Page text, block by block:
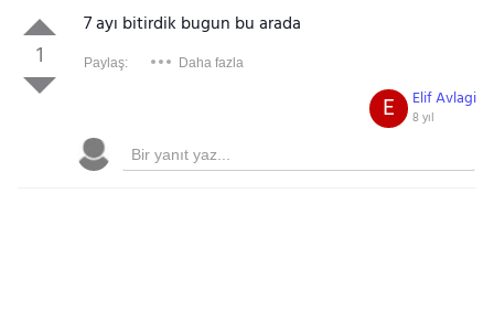
1
7 ayı bitirdik bugun bu arada
Paylaş: Daha fazla
Elif Avlagi
8 yıl
E